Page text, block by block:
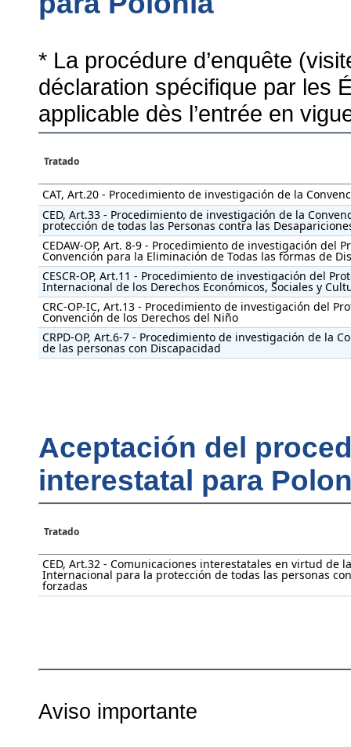
* La procédure d’enquête
déclaration spécifique par les
applicable dès l’entrée en
Tratado
CAT, Art.20 - Procedimiento de investigación de la
CED, Art.33 - Procedimiento de investigación de la
protección de todas las Personas contra las
CEDAW-OP, Art. 8-9 - Procedimiento de investigación del
Convención para la Eliminación de Todas las formas de
CESCR-OP, Art.11 - Procedimiento de investigación del
Internacional de los Derechos Económicos, Sociales y
CRC-OP-IC, Art.13 - Procedimiento de investigación del
Convención de los Derechos del Niño
CRPD-OP, Art.6-7 - Procedimiento de investigación de la
de las personas con Discapacidad
Aceptación del
interestatal para
Tratado
CED, Art.32 - Comunicaciones interestatales en virtud de
Internacional para la protección de todas las personas
forzadas
Aviso importante